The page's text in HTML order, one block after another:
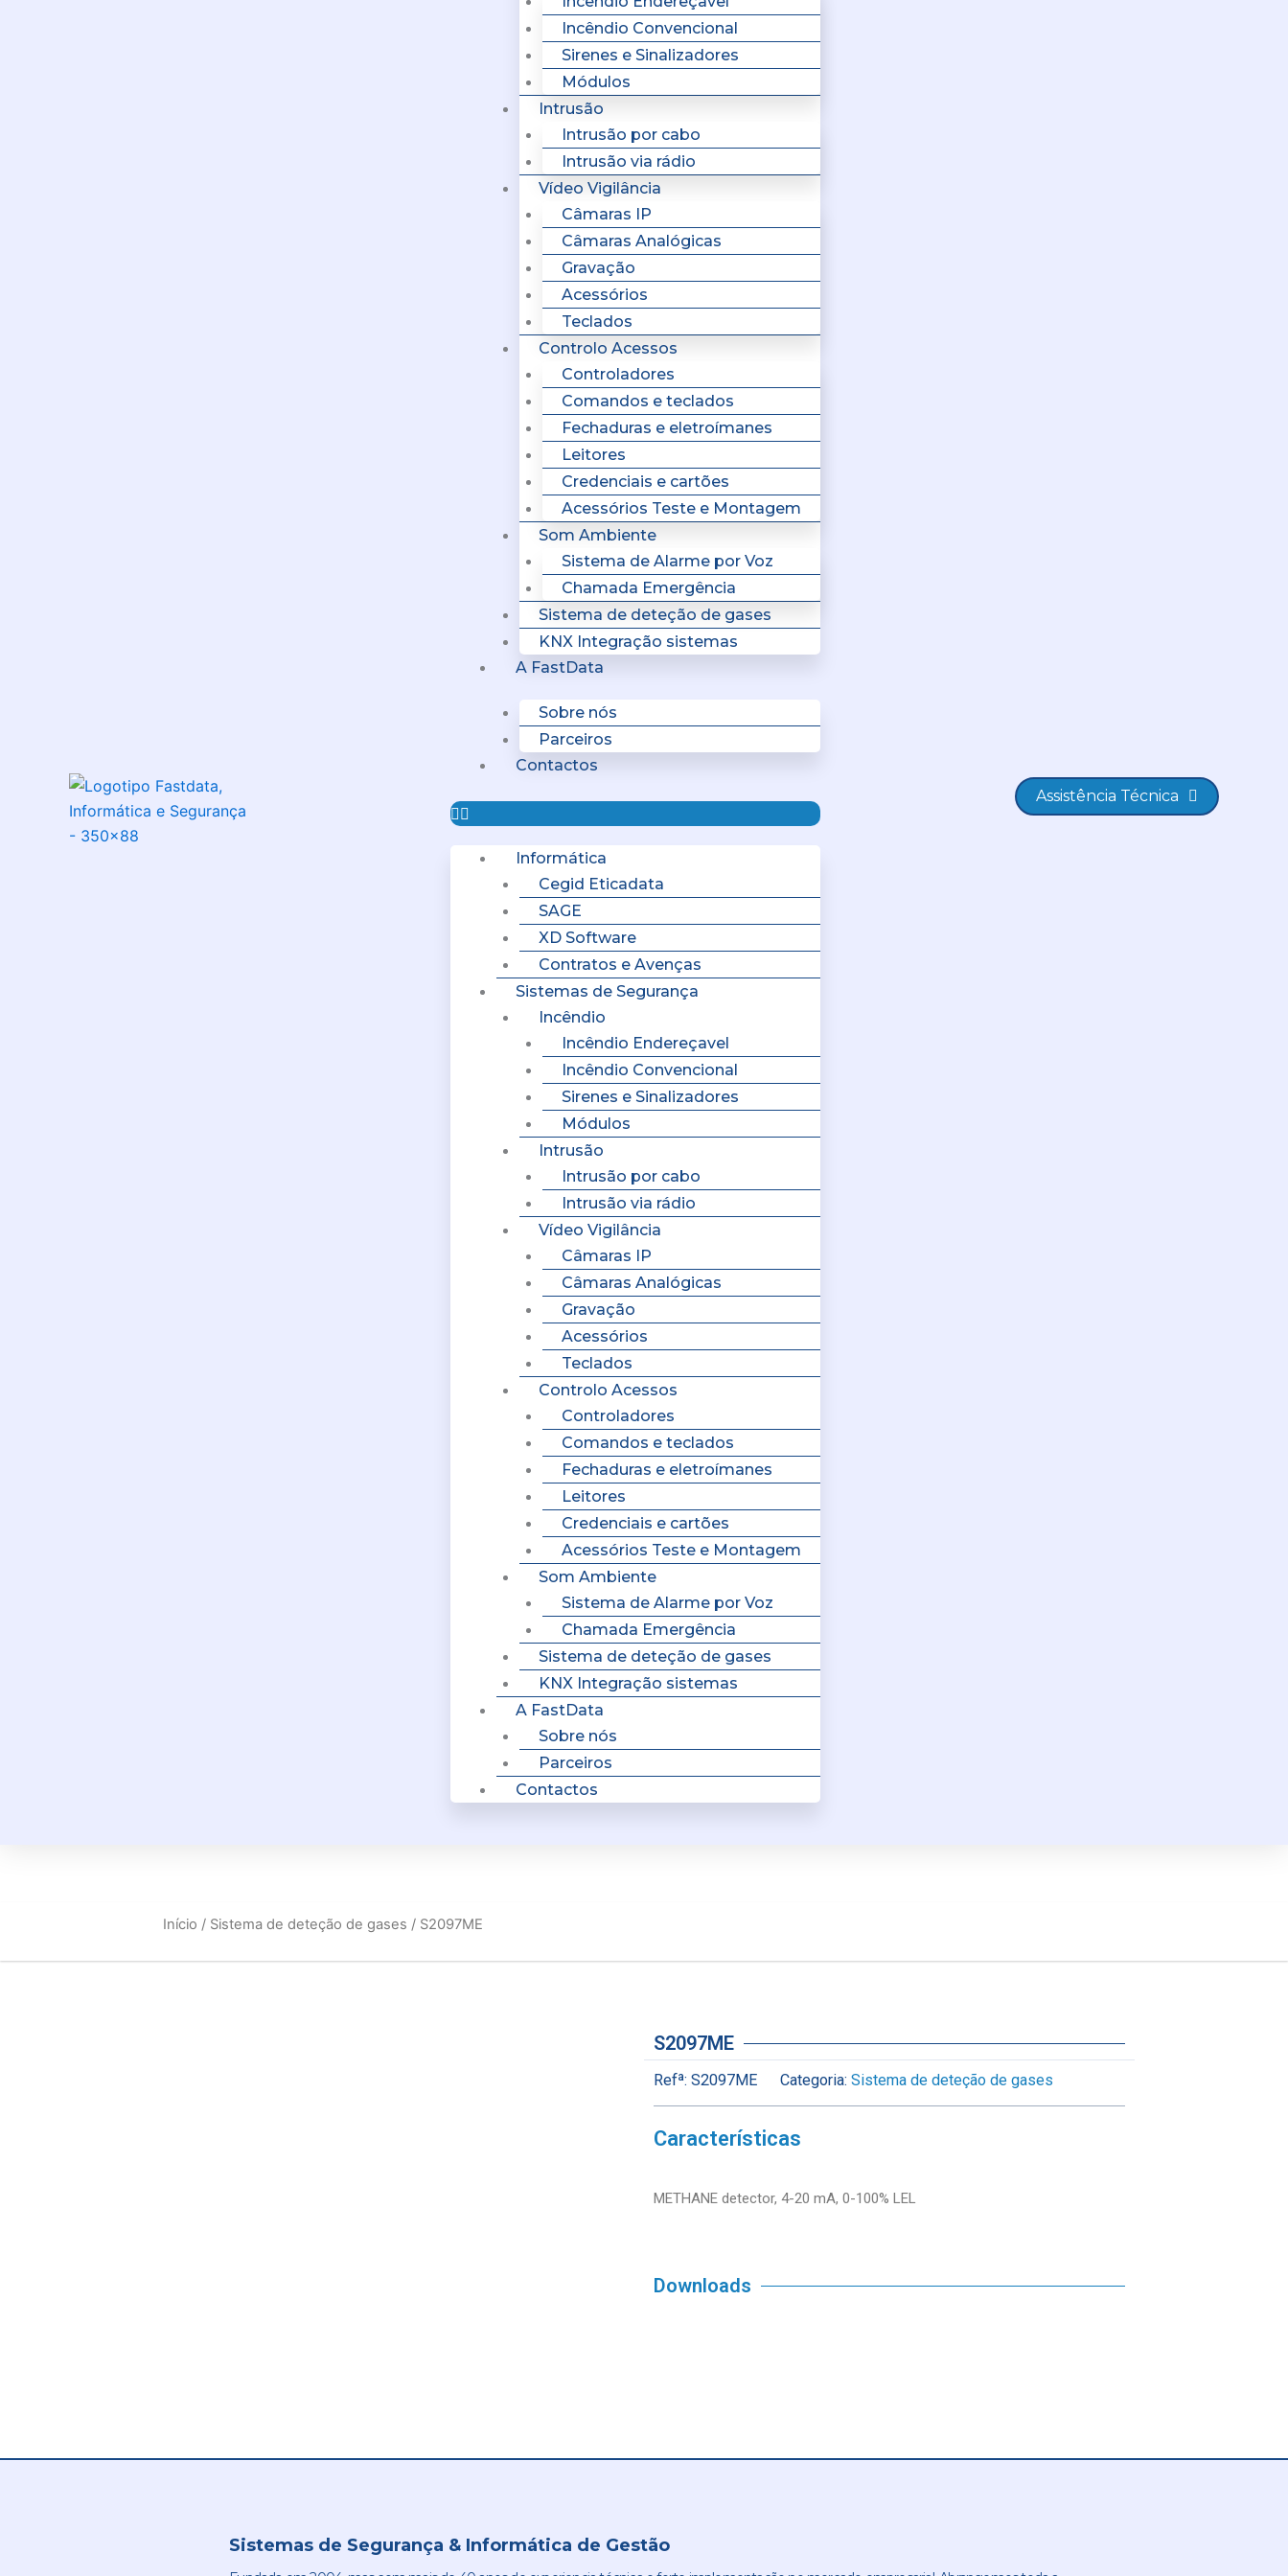
Incêndio Convencional
Sirenes e Sinalizadores
Módulos
Intrusão
Intrusão por cabo
Intrusão via rádio
Vídeo Vigilância
Câmaras IP
Câmaras Analógicas
Gravação
Acessórios
Teclados
Controlo Acessos
Controladores
Comandos e teclados
Fechaduras e eletroímanes
Leitores
Credenciais e cartões
Acessórios Teste e Montagem
Som Ambiente
Sistema de Alarme por Voz
Chamada Emergência
Sistema de deteção de gases
KNX Integração sistemas
A FastData
Sobre nós
Parceiros
Contactos
Informática
Cegid Eticadata
SAGE
XD Software
Contratos e Avenças
Sistemas de Segurança
Incêndio
Incêndio Endereçavel
Incêndio Convencional
Sirenes e Sinalizadores
Módulos
Intrusão
Intrusão por cabo
Intrusão via rádio
Vídeo Vigilância
Câmaras IP
Câmaras Analógicas
Gravação
Acessórios
Teclados
Controlo Acessos
Controladores
Comandos e teclados
Fechaduras e eletroímanes
Leitores
Credenciais e cartões
Acessórios Teste e Montagem
Som Ambiente
Sistema de Alarme por Voz
Chamada Emergência
Sistema de deteção de gases
KNX Integração sistemas
A FastData
Sobre nós
Parceiros
Contactos
Assistência Técnica
Início / Sistema de deteção de gases / S2097ME
S2097ME
Refª: S2097ME Categoria: Sistema de deteção de gases
Características
METHANE detector, 4-20 mA, 0-100% LEL
Downloads
Sistemas de Segurança & Informática de Gestão